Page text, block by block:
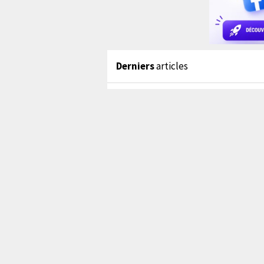
Derniersarticles